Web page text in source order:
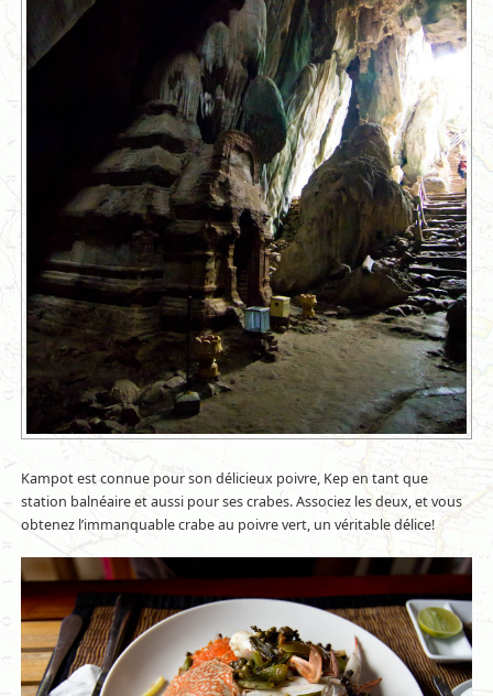
Kampot est connue pour son délicieux poivre, Kep en tant que
station balnéaire et aussi pour ses crabes. Associez les deux, et vous
obtenez l’immanquable crabe au poivre vert, un véritable délice!